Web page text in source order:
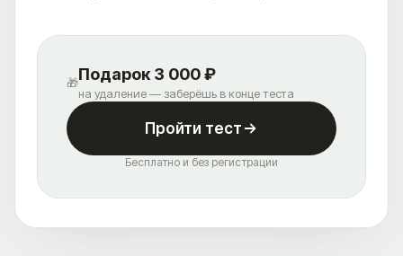
🎁Подарок 3 000 ₽
на удаление — заберёшь в конце теста
Пройти тест
Бесплатно и без регистрации
РАБОТАЕМ С 2016, САМЫЕ ИЗВЕСТНЫЕ В